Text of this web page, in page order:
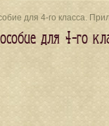
для 4-го класса.
для 4-го